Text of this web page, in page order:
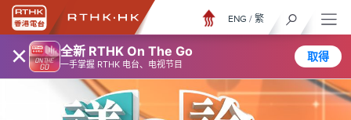
× 全新 RTHK On The Go
一手掌握 RTHK 电台、电视节目
取得
ENG / 繁